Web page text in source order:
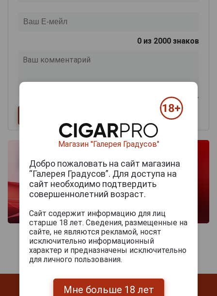
0 из 2000 знаков
Магазин "Галерея Градусов"
Добро пожаловать на сайт магазина
“Галерея Градусов”. Для доступа на
сайт необходимо подтвердить
совершеннолетний возраст.
Сайт содержит информацию для лиц
старше 18 лет. Сведения, размещенные на
сайте, не являются рекламой, носят
исключительно информационный
характер и предназначены исключительно
для личного пользования.
Мне больше 18 лет